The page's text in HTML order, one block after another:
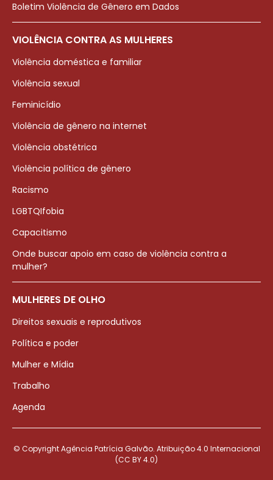
Boletim Violência de Gênero em Dados
VIOLÊNCIA CONTRA AS MULHERES
Violência doméstica e familiar
Violência sexual
Feminicídio
Violência de gênero na internet
Violência obstétrica
Violência política de gênero
Racismo
LGBTQIfobia
Capacitismo
Onde buscar apoio em caso de violência contra a
mulher?
MULHERES DE OLHO
Direitos sexuais e reprodutivos
Política e poder
Mulher e Mídia
Trabalho
Agenda
© Copyright Agência Patrícia Galvão. Atribuição 4.0 Internacional
(CC BY 4.0)